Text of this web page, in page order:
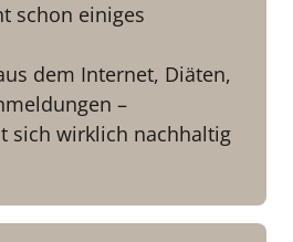
schon einiges
dem Internet, Diäten,
–
sich wirklich nachhaltig